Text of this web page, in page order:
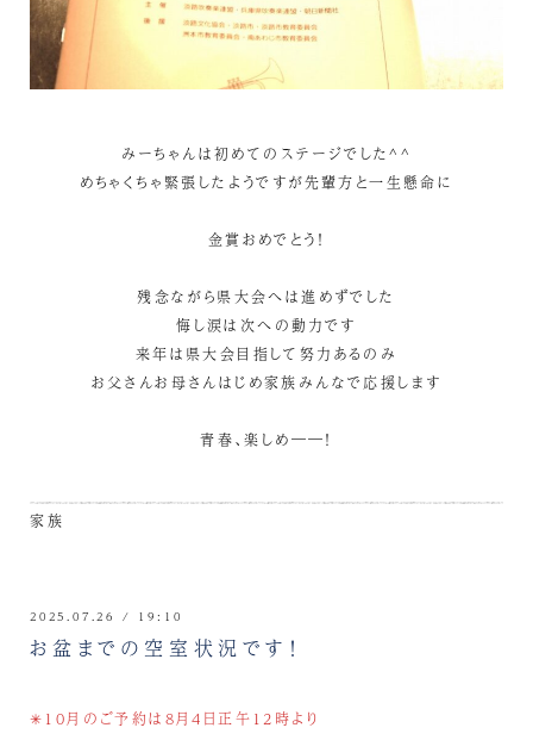
みーちゃんは初めてのステージでした^^
めちゃくちゃ緊張したようですが先輩方と一生懸命に
金賞おめでとう！
残念ながら県大会へは進めずでした
悔し涙は次への動力です
来年は県大会目指して努力あるのみ
お父さんお母さんはじめ家族みんなで応援します
青春、楽しめ――！
家族
2025.07.26 / 19:10
お盆までの空室状況です！
✳︎10月のご予約は8月4日正午12時より